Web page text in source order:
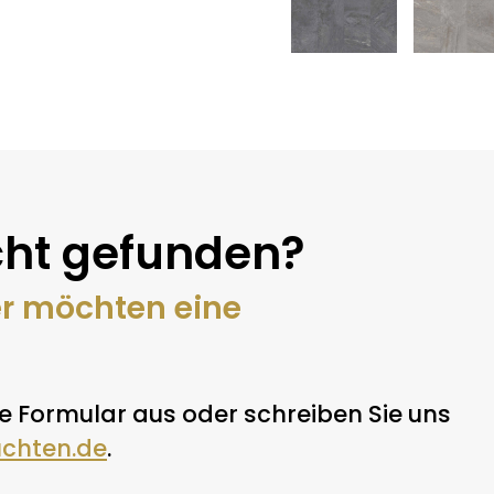
gefunden?
möchten eine
Formular aus oder schreiben Sie uns
.